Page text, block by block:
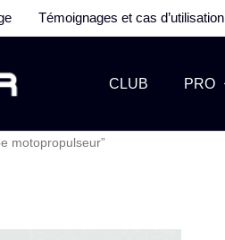
Témoignages et cas d’utilisation
CLUB PRO
motopropulseur”